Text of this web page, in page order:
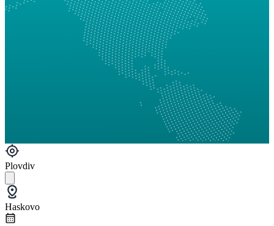
Plovdiv
Haskovo